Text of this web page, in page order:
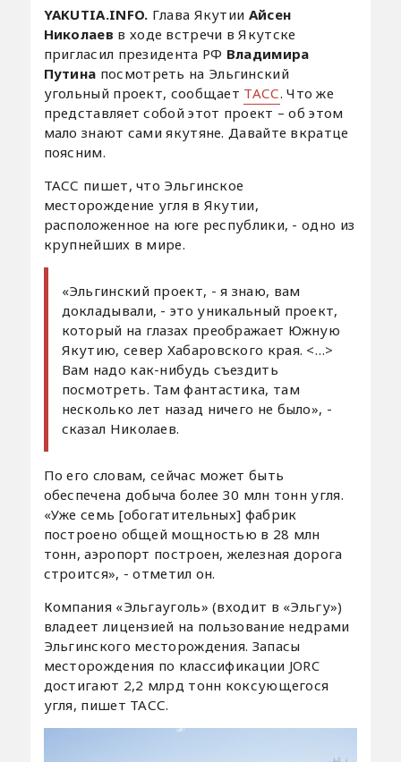
YAKUTIA.INFO. Глава Якутии Айсен
Николаев в ходе встречи в Якутске
пригласил президента РФ Владимира
Путина посмотреть на Эльгинский
угольный проект, сообщает ТАСС. Что же
представляет собой этот проект – об этом
мало знают сами якутяне. Давайте вкратце
поясним.
ТАСС пишет, что Эльгинское
месторождение угля в Якутии,
расположенное на юге республики, - одно из
крупнейших в мире.
«Эльгинский проект, - я знаю, вам
докладывали, - это уникальный проект,
который на глазах преображает Южную
Якутию, север Хабаровского края. <…>
Вам надо как-нибудь съездить
посмотреть. Там фантастика, там
несколько лет назад ничего не было», -
сказал Николаев.
По его словам, сейчас может быть
обеспечена добыча более 30 млн тонн угля.
«Уже семь [обогатительных] фабрик
построено общей мощностью в 28 млн
тонн, аэропорт построен, железная дорога
строится», - отметил он.
Компания «Эльгауголь» (входит в «Эльгу»)
владеет лицензией на пользование недрами
Эльгинского месторождения. Запасы
месторождения по классификации JORC
достигают 2,2 млрд тонн коксующегося
угля, пишет ТАСС.